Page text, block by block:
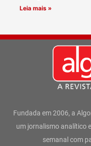
Leia mais »
Fundada em 2006, a
um jornalismo analítico
semanal com